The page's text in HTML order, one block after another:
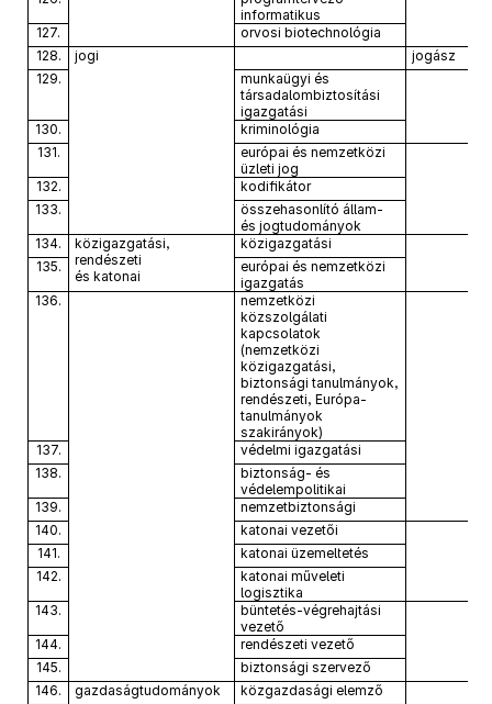
informatikus
127.
orvosi biotechnológia
128.
jogi
jogász
129.
munkaügyi és
társadalombiztosítási
igazgatási
130.
kriminológia
131.
európai és nemzetközi
üzleti jog
132.
kodifikátor
133.
összehasonlító állam-
és jogtudományok
134.
közigazgatási,
rendészeti
és katonai
közigazgatási
135.
európai és nemzetközi
igazgatás
136.
nemzetközi
közszolgálati
kapcsolatok
(nemzetközi
közigazgatási,
biztonsági tanulmányok,
rendészeti, Európa-
tanulmányok
szakirányok)
137.
védelmi igazgatási
138.
biztonság- és
védelempolitikai
139.
nemzetbiztonsági
140.
katonai vezetői
141.
katonai üzemeltetés
142.
katonai műveleti
logisztika
143.
büntetés-végrehajtási
vezető
144.
rendészeti vezető
145.
biztonsági szervező
146.
gazdaságtudományok
közgazdasági elemző